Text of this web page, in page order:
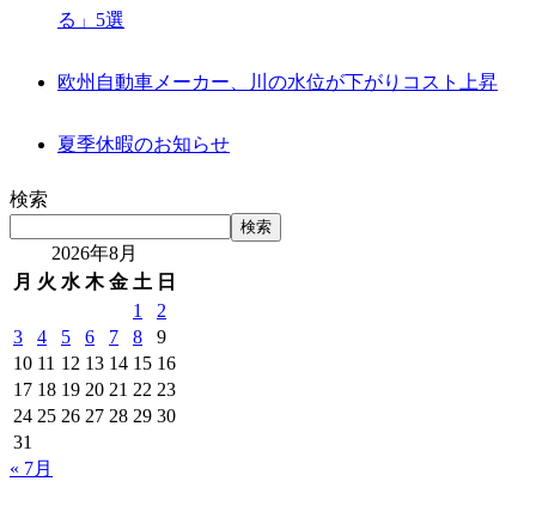
る」5選
欧州自動車メーカー、川の水位が下がりコスト上昇
夏季休暇のお知らせ
検索
検索
2026年8月
月 火 水 木 金 土 日
1
2
3
4 5 6 7 8
9
10 11 12 13 14 15 16
17 18 19 20 21 22 23
24 25 26 27 28 29 30
31
« 7月